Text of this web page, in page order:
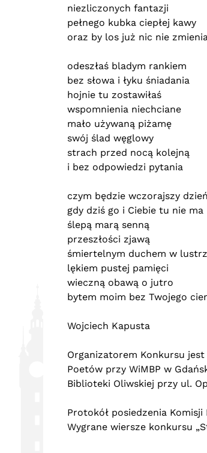
niezliczonych fantazji
pełnego kubka ciepłej kawy
oraz by los już nic nie
odeszłaś bladym rankiem
bez słowa i łyku śniadania
hojnie tu zostawiłaś
wspomnienia niechciane
mało używaną piżamę
swój ślad węglowy
strach przed nocą kolejną
i bez odpowiedzi pytania
czym będzie wczorajszy dzień
gdy dziś go i Ciebie tu nie ma
ślepą marą senną
przeszłości zjawą
śmiertelnym duchem w
lękiem pustej pamięci
wieczną obawą o jutro
bytem moim bez Twojego
Wojciech Kapusta
Organizatorem Konkursu
Poetów przy WiMBP w
Biblioteki Oliwskiej przy ul.
Protokół posiedzenia
Wygrane wiersze konkursu